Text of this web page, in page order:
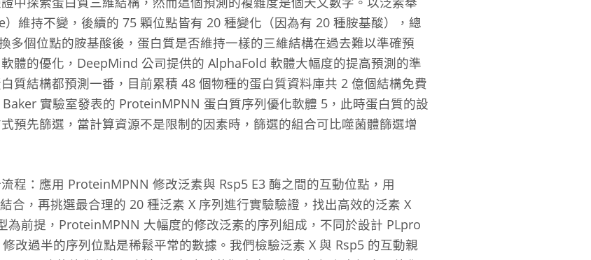
維持不變，後續的 75 顆位點皆有 20 種變化（因為有 20 種胺基酸），總
多個位點的胺基酸後，蛋白質是否維持一樣的三維結構在過去難以準確預
體的優化，DeepMind 公司提供的 AlphaFold 軟體大幅度的提高預測的準
質結構都預測一番，目前累積 48 個物種的蛋白質資料庫共 2 億個結構免費
Baker 實驗室發表的 ProteinMPNN 蛋白質序列優化軟體 5 ，此時蛋白質的設
預先篩選，當計算資源不是限制的因素時，篩選的組合可比噬菌體篩選增
程：應用 ProteinMPNN 修改泛素與 Rsp5 E3 酶之間的互動位點，用
合，再挑選最合理的 20 種泛素 X 序列進行實驗驗證，找出高效的泛素 X
為前提，ProteinMPNN 大幅度的修改泛素的序列組成，不同於設計 PLpro
改過半的序列位點是稀鬆平常的數據。我們檢驗泛素 X 與 Rsp5 的互動親